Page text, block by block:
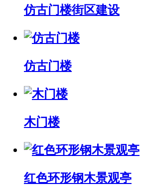
仿古门楼街区建设
仿古门楼
木门楼
红色环形钢木景观亭